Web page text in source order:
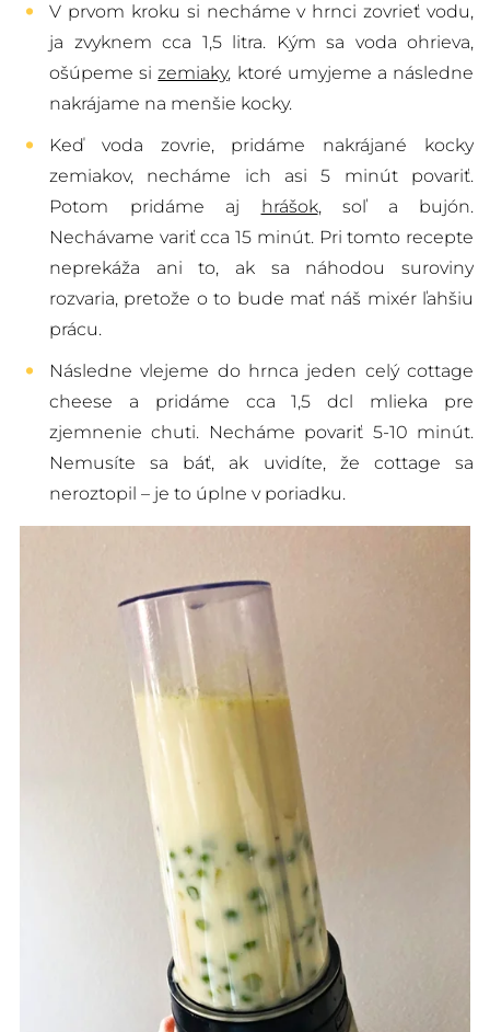
V prvom kroku si necháme v hrnci zovrieť vodu,
ja zvyknem cca 1,5 litra. Kým sa voda ohrieva,
ošúpeme sizemiaky, ktoré umyjeme a následne
nakrájame na menšie kocky.
Keď voda zovrie, pridáme nakrájané kocky
zemiakov, necháme ich asi 5 minút povariť.
Potom pridáme aj
hrášok, soľ a bujón.
Nechávame variť cca 15 minút. Pri tomto recepte
neprekáža ani to, ak sa náhodou suroviny
rozvaria, pretože o to bude mať náš mixér ľahšiu
prácu.
Následne vlejeme do hrnca jeden celý cottage
cheese a pridáme cca 1,5 dcl mlieka pre
zjemnenie chuti. Necháme povariť 5-10 minút.
Nemusíte sa báť, ak uvidíte, že cottage sa
neroztopil – je to úplne v poriadku.